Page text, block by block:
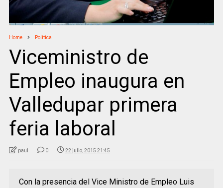
Home Politica
Viceministro de
Empleo inaugura en
Valledupar primera
feria laboral
paul 0 22 julio, 2015 21:45
Con la presencia del Vice Ministro de Empleo Luis